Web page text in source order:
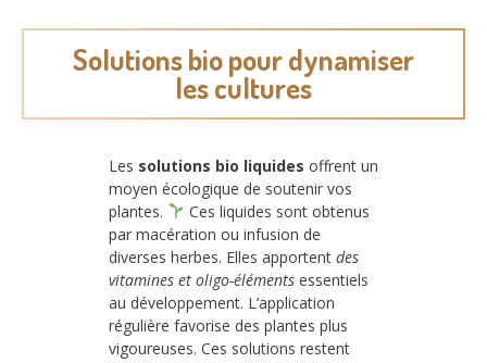
Solutions bio pour dynamiser
les cultures
Les solutions bio liquides offrent un
moyen écologique de soutenir vos
plantes.
Ces liquides sont obtenus
par macération ou infusion de
diverses herbes. Elles apportent des
vitamines et oligo-éléments essentiels
au développement. L’application
régulière favorise des plantes plus
vigoureuses. Ces solutions restent